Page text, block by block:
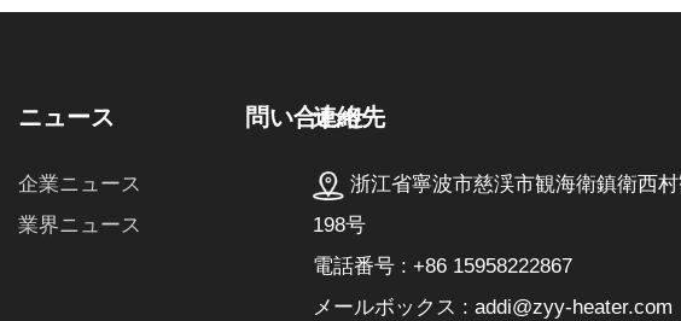
ニュース
企業ニュース
業界ニュース
問い合わせ
連絡先
浙江省寧波市慈渓市観海衛鎮衛西
198号
電話番号 : +86 15958222867
メールボックス : addi@zyy-heater.com